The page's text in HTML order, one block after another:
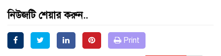
নিউজটি শেয়ার করুন..
Print